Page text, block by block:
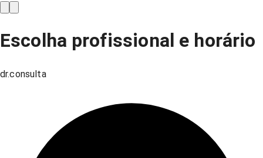
Escolha profissional e horário
dr.consulta